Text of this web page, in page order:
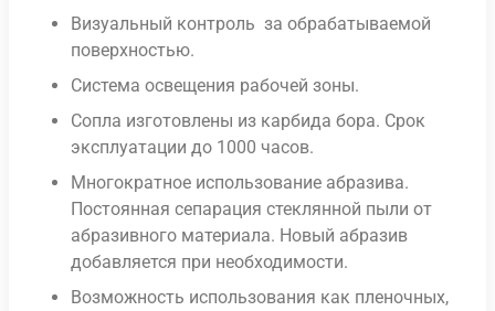
Визуальный контроль за обрабатываемой
поверхностью.
Система освещения рабочей зоны.
Сопла изготовлены из карбида бора. Срок
эксплуатации до 1000 часов.
Многократное использование абразива.
Постоянная сепарация стеклянной пыли от
абразивного материала. Новый абразив
добавляется при необходимости.
Возможность использования как пленочных,